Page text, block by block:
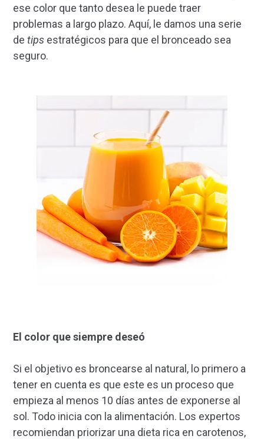
ese color que tanto desea le puede traer
problemas a largo plazo. Aquí, le damos una serie
de tips estratégicos para que el bronceado sea
seguro.
El color que siempre deseó
Si el objetivo es broncearse al natural, lo primero a
tener en cuenta es que este es un proceso que
empieza al menos 10 días antes de exponerse al
sol. Todo inicia con la alimentación. Los expertos
recomiendan priorizar una dieta rica en carotenos,